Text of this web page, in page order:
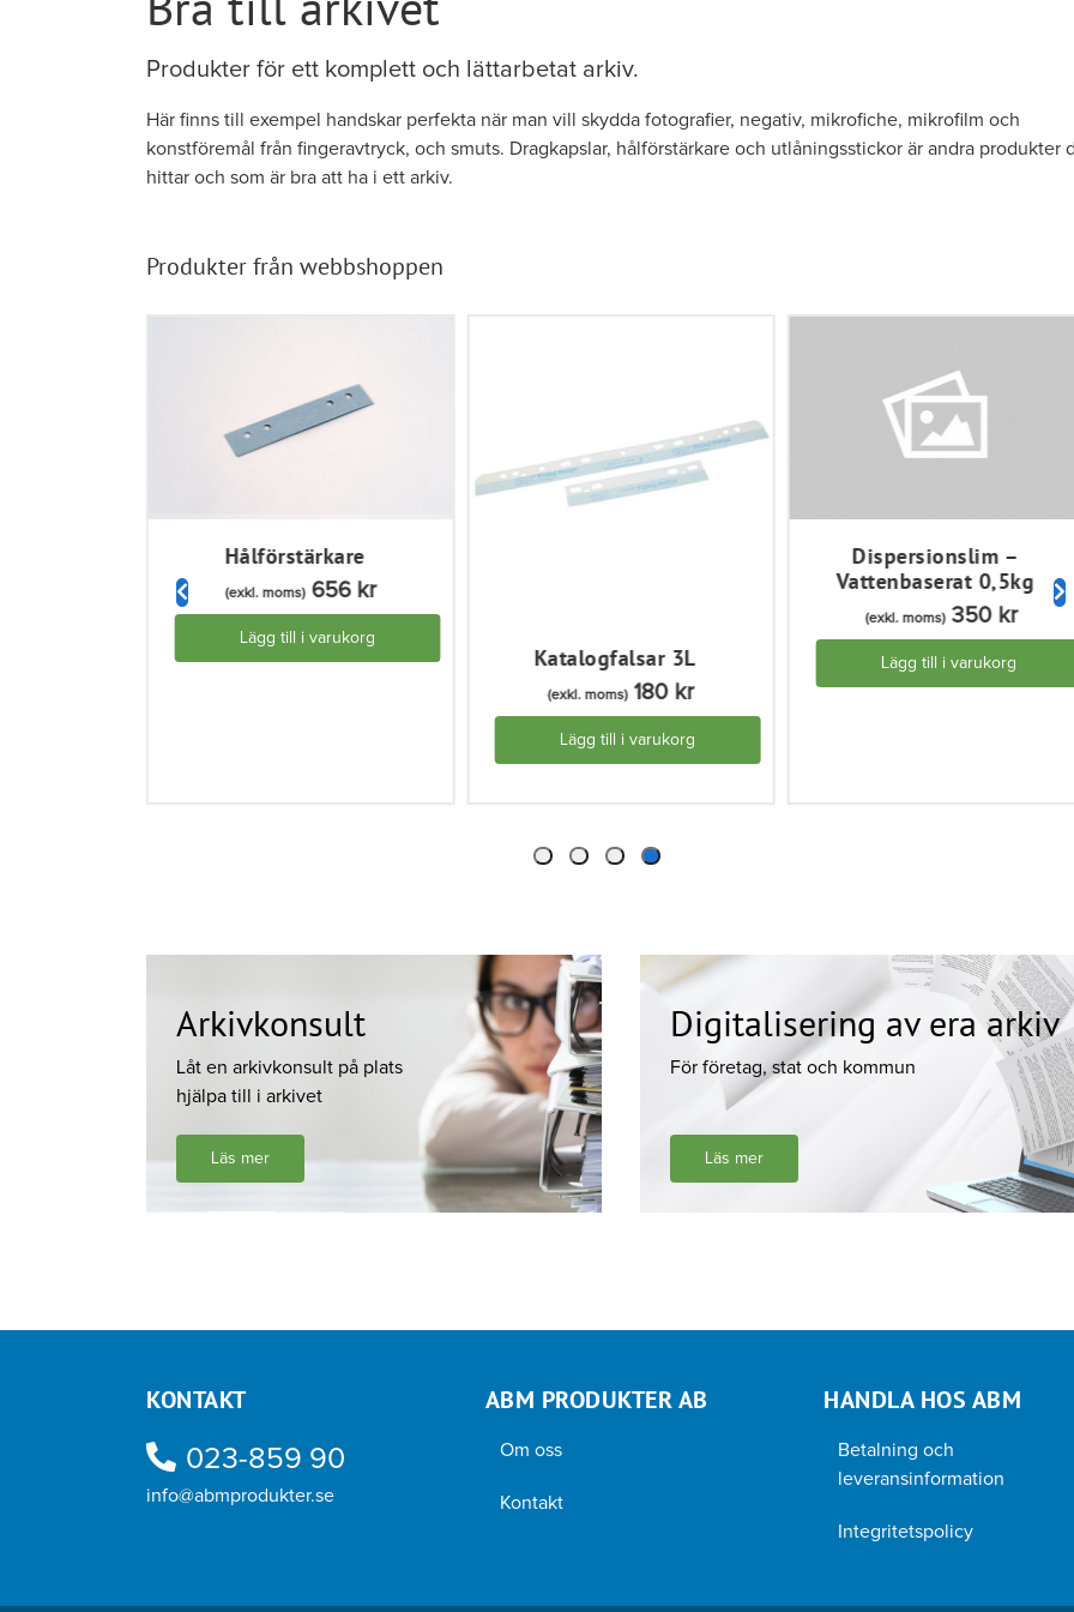
Produkter för ett komplett och lättarbetat arkiv.
Här finns till exempel handskar perfekta när man vill skydda fotografier, negativ, mikrofiche, mikrofilm och
konstföremål från fingeravtryck, och smuts. Dragkapslar, hålförstärkare och utlåningsstickor är andra produkter
hittar och som är bra att ha i ett arkiv.
Produkter från webbshoppen
Dispersionslim –
Vattenbaserat 0,5kg
350 kr
(exkl. moms)
Lägg till i varukorg
Katalogfalsar 3L
180 kr
(exkl. moms)
Lägg till i varukorg
Hålförstärkare
656 kr
(exkl. moms)
Lägg till i varukorg
Arkivkonsult
Låt en arkivkonsult på plats
hjälpa till i arkivet
Läs mer
Digitalisering av era arkiv
För företag, stat och kommun
Läs mer
KONTAKT
023-859 90
info@abmprodukter.se
ABM PRODUKTER AB
Om oss
Kontakt
HANDLA HOS ABM
Betalning och
leveransinformation
Integritetspolicy